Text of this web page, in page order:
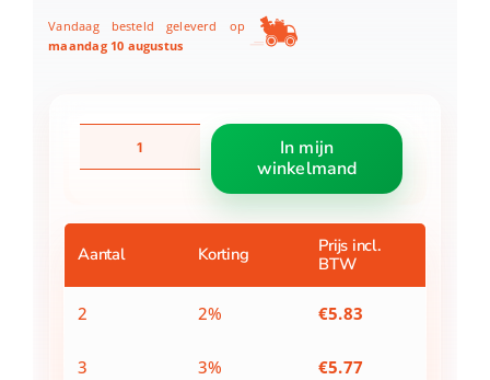
Vandaag besteld geleverd op
maandag 10 augustus
Haarkrullerschuimset
4
In mijn
winkelmand
Aantal Korting
Prijs incl.
BTW
2 2% €5.83
3 3% €5.77